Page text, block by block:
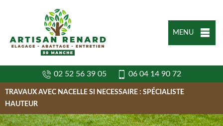
MENU
02 52 56 39 05 06 04 14 90 72
TRAVAUX AVEC NACELLE SI NECESSAIRE : SPÉCIALISTE
HAUTEUR